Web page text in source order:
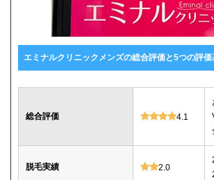
エミナルクリニックメンズの総合評価と5つの評価
総合評価 4.1
脱毛実績 2.0